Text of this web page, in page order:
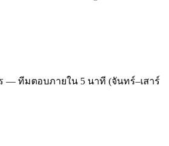
— ทีมตอบภายใน 5 นาที (จันทร์–เสาร์